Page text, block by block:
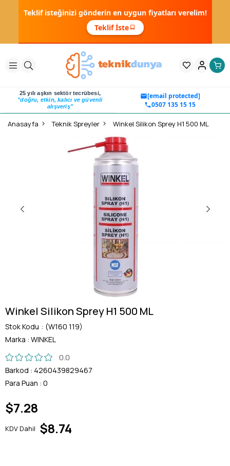
Teklif isteğinizi gönderin en uygun fiyatları verelim!
Teklif İste
25 yılı aşkın sektör tecrübesi,
"doğru, etkin, kalıcı ve güvenli
alışveriş"
[email protected]
0507 135 15 15
Anasayfa Teknik Spreyler Winkel Silikon Sprey H1 500 ML
Winkel Silikon Sprey H1 500 ML
Stok Kodu
(W160 119)
Marka : WINKEL
0.0
Barkod : 4260439829467
Para Puan : 0
$7.28
KDV Dahil $8.74